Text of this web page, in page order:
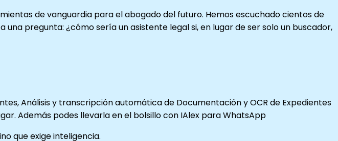
de vanguardia para el abogado del futuro. Hemos escuchado cientos de
pregunta: ¿cómo sería un asistente legal si, en lugar de ser solo un buscador,
Análisis y transcripción automática de Documentación y OCR de Expedientes
Además podes llevarla en el bolsillo con IAlex para WhatsApp
que exige inteligencia.